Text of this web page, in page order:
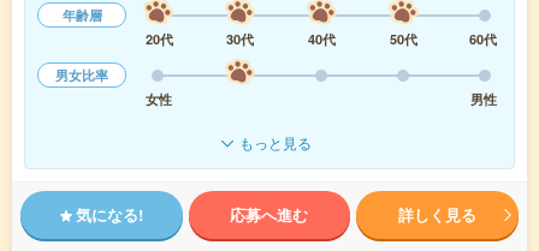
年齢層
20代
30代 40代 50代
60代
男女比率
女性
男性
もっと見る
気になる! 応募へ進む 詳しく見る